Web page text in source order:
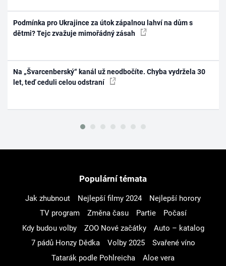
Podmínka pro Ukrajince za útok zápalnou lahví na dům s
dětmi? Tejc zvažuje mimořádný zásah
Na „Švarcenberský“ kanál už neodbočíte. Chyba vydržela 30
let, teď ceduli celou odstraní
Populární témata
Jak zhubnout Nejlepší filmy 2024
Nejlepší horory
TV program
Změna času Partie
Počasí
Kdy budou volby
ZOO Nové začátky
Auto – katalog
7 pádů Honzy Dědka
Volby 2025
Svařené víno
Tatarák podle Pohlreicha
Aloe vera